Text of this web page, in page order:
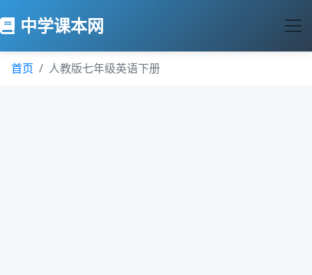
中学课本网
首页 人教版七年级英语下册